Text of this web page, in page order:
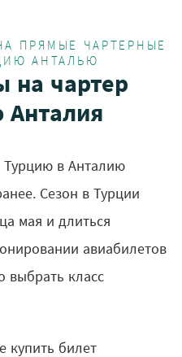
ПРЯМЫЕ ЧАРТЕРНЫЕ
АНТАЛЬЮ
на чартер
Турцию в Анталию
Сезон в Турции
мая и длиться
авиабилетов
выбрать класс
купить билет